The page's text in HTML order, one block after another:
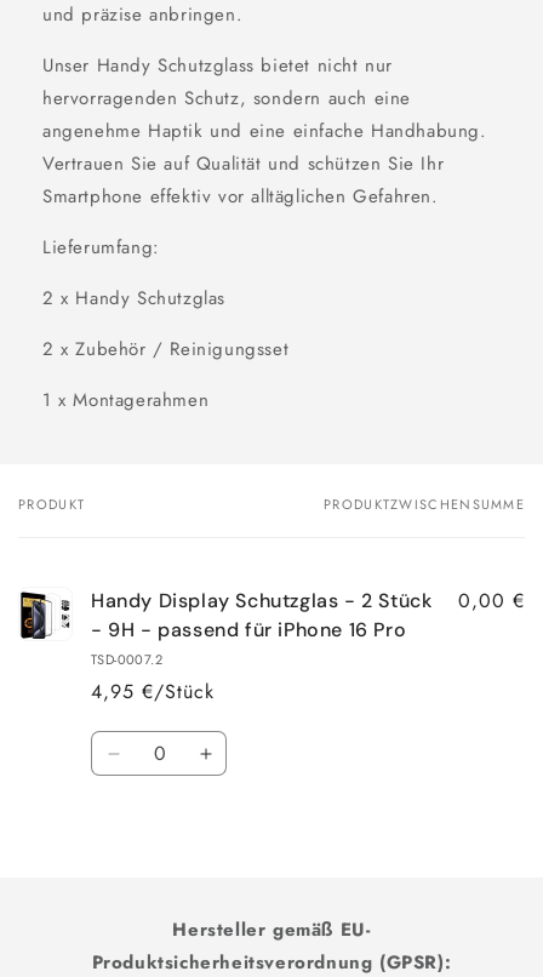
und präzise anbringen.
Unser Handy Schutzglass bietet nicht nur
hervorragenden Schutz, sondern auch eine
angenehme Haptik und eine einfache Handhabung.
Vertrauen Sie auf Qualität und schützen Sie Ihr
Smartphone effektiv vor alltäglichen Gefahren.
Lieferumfang:
2 x Handy Schutzglas
2 x Zubehör / Reinigungsset
1 x Montagerahmen
Dein
PRODUKT PRODUKTZWISCHENSUMME
Handy Display Schutzglas - 2 Stück
- 9H - passend für iPhone 16 Pro
TSD-0007.2
4,95 €/Stück
0,00 €
Anzahl
VerringereErhöhe
Hersteller gemäß EU-
Produktsicherheitsverordnung (GPSR):